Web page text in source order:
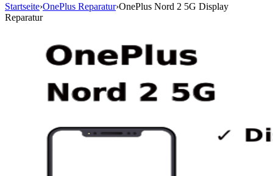
Startseite›OnePlus Reparatur›OnePlus Nord 2 5G Display
Reparatur